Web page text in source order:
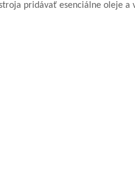
pridávať esenciálne oleje a